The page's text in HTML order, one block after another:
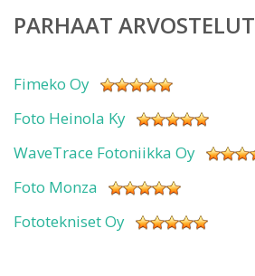
PARHAAT ARVOSTELUT
Fimeko Oy
Foto Heinola Ky
WaveTrace Fotoniikka Oy
Foto Monza
Fototekniset Oy